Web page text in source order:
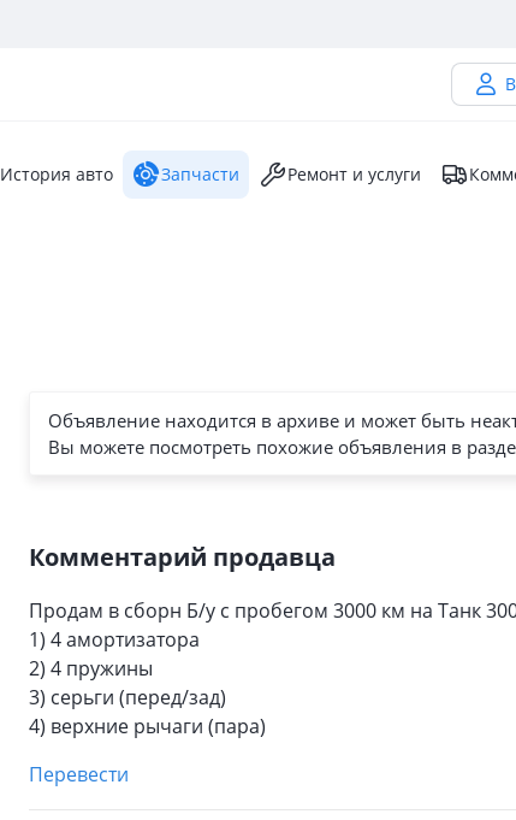
История авто Запчасти Ремонт и услуги
Объявление находится в архиве и может быть
Вы можете посмотреть похожие объявления в
Комментарий продавца
Продам в сборн Б/у с пробегом 3000 км на Танк
1) 4 амортизатора
2) 4 пружины
3) серьги (перед/зад)
4) верхние рычаги (пара)
Перевести